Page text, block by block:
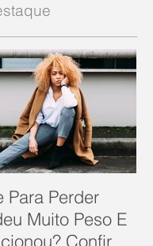
Para Perder
Muito Peso E
Confira